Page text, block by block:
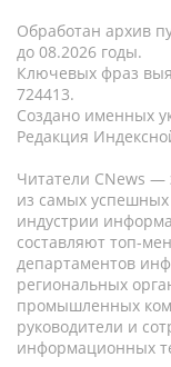
Обработан архив
до 08.2026 годы.
Ключевых фраз
724413.
Создано именных
Редакция
Читатели CNews —
из самых успешных
индустрии
составляют топ-
департаментов
региональных
промышленных
руководители и
информационных